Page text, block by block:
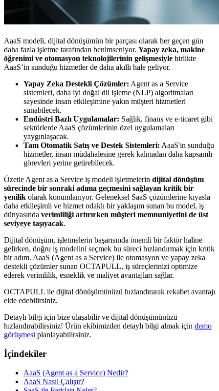
AaaS modeli, dijital dönüşümün bir parçası olarak her geçen gün
daha fazla işletme tarafından benimseniyor. Yapay zeka, makine
öğrenimi ve otomasyon teknolojilerinin gelişmesiyle birlikte
AaaS’in sunduğu hizmetler de daha akıllı hale geliyor.
Yapay Zeka Destekli Çözümler: Agent as a Service
sistemleri, daha iyi doğal dil işleme (NLP) algoritmaları
sayesinde insan etkileşimine yakın müşteri hizmetleri
sunabilecek.
Endüstri Bazlı Uygulamalar: Sağlık, finans ve e-ticaret gibi
sektörlerde AaaS çözümlerinin özel uygulamaları
yaygınlaşacak.
Tam Otomatik Satış ve Destek Sistemleri: AaaS'in sunduğu
hizmetler, insan müdahalesine gerek kalmadan daha kapsamlı
görevleri yerine getirebilecek.
Özetle Agent as a Service iş modeli işletmelerin dijital dönüşüm
sürecinde bir sonraki adıma geçmesini sağlayan kritik bir
yenilik olarak konumlanıyor. Geleneksel SaaS çözümlerine kıyasla
daha etkileşimli ve hizmet odaklı bir yaklaşım sunan bu model, iş
dünyasında verimliliği artırırken müşteri memnuniyetini de üst
seviyeye taşıyacak.
Dijital dönüşüm, işletmelerin başarısında önemli bir faktör haline
gelirken, doğru iş modelini seçmek bu süreci hızlandırmak için kritik
bir adım. AaaS (Agent as a Service) ile otomasyon ve yapay zeka
destekli çözümler sunan OCTAPULL, iş süreçlerinizi optimize
ederek verimlilik, esneklik ve maliyet avantajları sağlar.
OCTAPULL ile dijital dönüşümünüzü hızlandırarak rekabet avantajı
elde edebilirsiniz.
Detaylı bilgi için bize ulaşabilir ve dijital dönüşümünüzü
hızlandırabilirsiniz! Ürün ekibimizden detaylı bilgi almak için demo
görüşmesi planlayabilirsiniz.
İçindekiler
AaaS (Agent as a Service) Nedir?
AaaS Nasıl Çalışır?